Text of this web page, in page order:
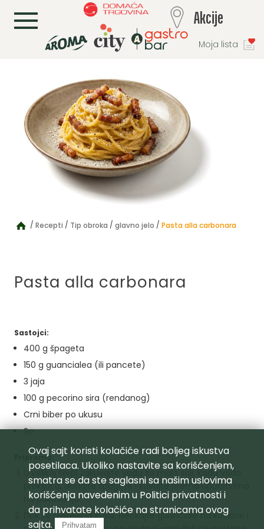
Moja lista
L Akcije
Recepti Tip obroka glavno jelo Pasta alla carbonara
Pasta alla carbonara
Sastojci:
400 g špageta
150 g guancialea (ili pancete)
3 jaja
100 g pecorino sira (rendanog)
Crni biber po ukusu
So
Priprema:
U velikoj šerpi zakuvajte vodu sa malo soli. Kada voda
proključa, dodajte špagete i kuvajte prema uputstvima
na pakovanju.
Dok se testenina kuva, iseckajte guanciale na kockice i
Ovaj sajt koristi kolačiće radi boljeg iskustva
posetilaca. Ukoliko nastavite sa korišćenjem,
smatra se da ste saglasni sa našim uslovima
korišćenja navedenim u Politici privatnostii
da prihvatate kolačiće na stranicama ovog
sajta.
Prihvatam